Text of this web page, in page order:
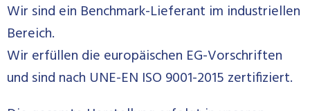
Wir sind ein Benchmark-Lieferant im industriellen
Bereich.
Wir erfüllen die europäischen EG-Vorschriften
und sind nach UNE-EN ISO 9001-2015 zertifiziert.